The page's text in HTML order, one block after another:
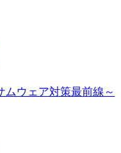
ムウェア対策最前線～